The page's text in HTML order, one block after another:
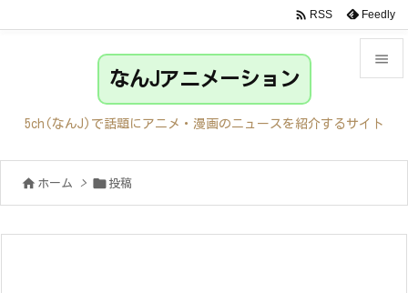

サイド
前へ

 RSS Feedly
なんJアニメーション
5ch(なんJ)で話題にアニメ・漫画のニュースを紹介するサイト
 ホーム >  投稿